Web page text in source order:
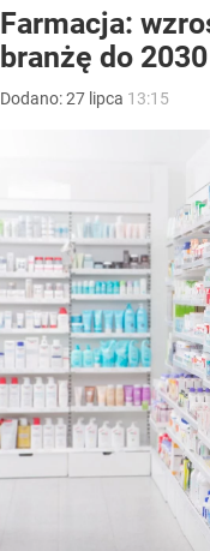
Farmacja:
branżę do
Dodano:27 lipca 13:15